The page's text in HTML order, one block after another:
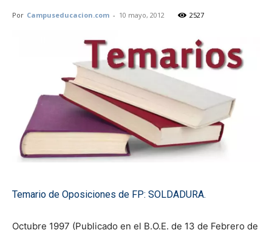
Por Campuseducacion.com - 10 mayo, 2012 2527
Temario de Oposiciones de FP: SOLDADURA.
Octubre 1997 (Publicado en el B.O.E. de 13 de Febrero de